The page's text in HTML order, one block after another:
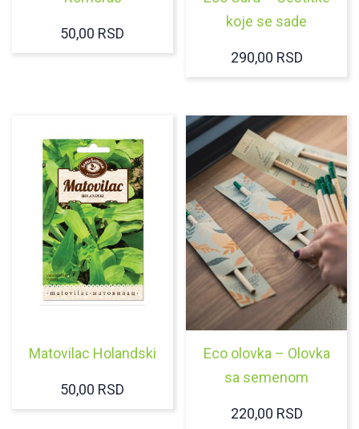
50,00 RSD
koje se sade
290,00 RSD
Matovilac Holandski
50,00 RSD
Eco olovka – Olovka
sa semenom
220,00 RSD